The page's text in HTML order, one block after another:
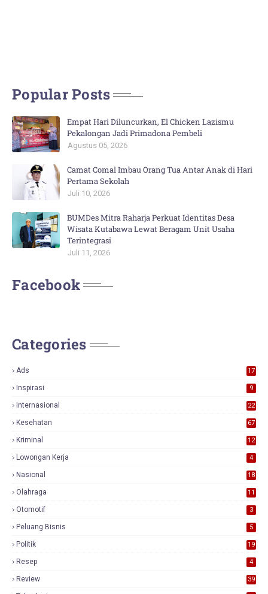
Popular Posts
Empat Hari Diluncurkan, El Chicken Lazismu
Pekalongan Jadi Primadona Pembeli
Agustus 05, 2026
Camat Comal Imbau Orang Tua Antar Anak di Hari
Pertama Sekolah
Juli 10, 2026
BUMDes Mitra Raharja Perkuat Identitas Desa
Wisata Kutabawa Lewat Beragam Unit Usaha
Terintegrasi
Juli 11, 2026
Facebook
Categories
Ads
17
Inspirasi 9
Internasional 22
Kesehatan 67
Kriminal 12
Lowongan Kerja 4
Nasional
18
Olahraga 11
Otomotif 3
Peluang Bisnis 5
Politik 19
Resep 4
Review
39